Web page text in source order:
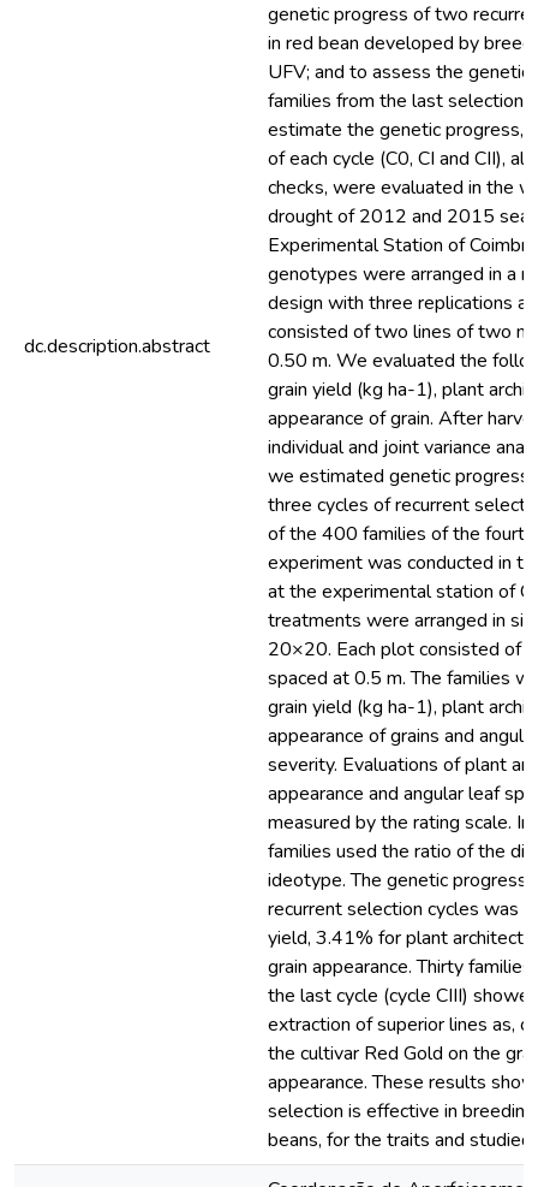
dc.description.abstract
genetic progress of two
in red bean developed by
UFV; and to assess the
families from the last selection
estimate the genetic progress,
of each cycle (C0, CI and CII),
checks, were evaluated in the
drought of 2012 and 2015
Experimental Station of
genotypes were arranged in a
design with three replications
consisted of two lines of two
0.50 m. We evaluated the
grain yield (kg ha-1), plant
appearance of grain. After
individual and joint variance
we estimated genetic progress
three cycles of recurrent
of the 400 families of the fourth
experiment was conducted in
at the experimental station of
treatments were arranged in
20×20. Each plot consisted of
spaced at 0.5 m. The families
grain yield (kg ha-1), plant
appearance of grains and
severity. Evaluations of plant
appearance and angular leaf
measured by the rating scale.
families used the ratio of the
ideotype. The genetic
recurrent selection cycles was
yield, 3.41% for plant
grain appearance. Thirty
the last cycle (cycle CIII)
extraction of superior lines as,
the cultivar Red Gold on the
appearance. These results
selection is effective in
beans, for the traits and studied